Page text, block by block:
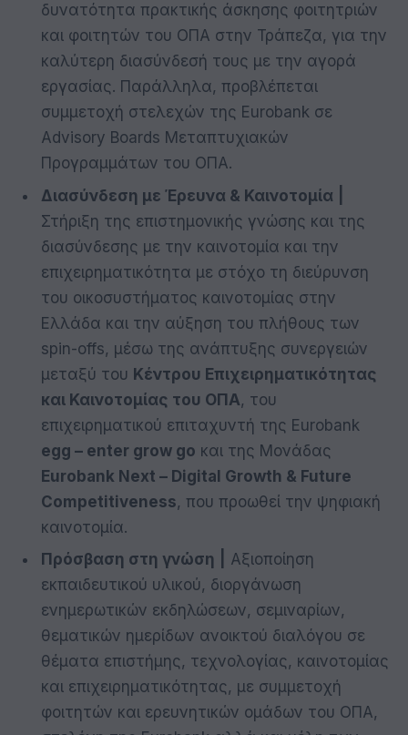
δυνατότητα πρακτικής άσκησης φοιτητριών
και φοιτητών του ΟΠΑ στην Τράπεζα, για την
καλύτερη διασύνδεσή τους με την αγορά
εργασίας. Παράλληλα, προβλέπεται
συμμετοχή στελεχών της Eurobank σε
Advisory Boards Μεταπτυχιακών
Προγραμμάτων του ΟΠΑ.
Διασύνδεση με Έρευνα & Καινοτομία
Στήριξη της επιστημονικής γνώσης και της
διασύνδεσης με την καινοτομία και την
επιχειρηματικότητα με στόχο τη διεύρυνση
του οικοσυστήματος καινοτομίας στην
Ελλάδα και την αύξηση του πλήθους των
spin-offs, μέσω της ανάπτυξης συνεργειών
μεταξύ του Κέντρου Επιχειρηματικότητας
και Καινοτομίας του ΟΠΑ, του
επιχειρηματικού επιταχυντή της Eurobank
egg – enter grow go και της Μονάδας
Eurobank Next – Digital Growth & Future
Competitiveness, που προωθεί την ψηφιακή
καινοτομία.
Πρόσβαση στη γνώση
Αξιοποίηση
εκπαιδευτικού υλικού, διοργάνωση
ενημερωτικών εκδηλώσεων, σεμιναρίων,
θεματικών ημερίδων ανοικτού διαλόγου σε
θέματα επιστήμης, τεχνολογίας, καινοτομίας
και επιχειρηματικότητας, με συμμετοχή
φοιτητών και ερευνητικών ομάδων του ΟΠΑ,